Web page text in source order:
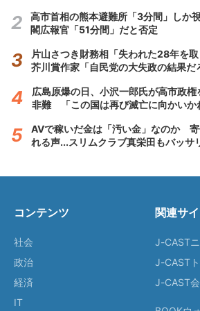
高市首相の熊本避難所「3分間」しか
閣広報官「51分間」だと否定
片山さつき財務相「失われた28年を
芥川賞作家「自民党の大失政の結果だ
広島原爆の日、小沢一郎氏が高市政権
非難 「この国は再び滅亡に向かいか
AVで稼いだ金は「汚い金」なのか 寄
れる声...スリムクラブ真栄田もバッサ
コンテンツ
社会
政治
経済
IT
関連サ
J-CAST
J-CAST
J-CAST